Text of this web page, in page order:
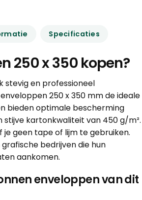
Specificaties
250 x 350 kopen?
stevig en professioneel
250 x 350 mm de ideale
bieden optimale bescherming
stijve kartonkwaliteit van 450 g/m².
je geen tape of lijm te gebruiken.
bedrijven die hun
aankomen.
enveloppen van dit